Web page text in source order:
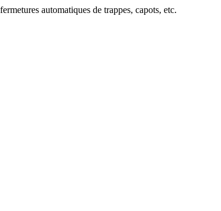
automatiques de trappes, capots, etc.